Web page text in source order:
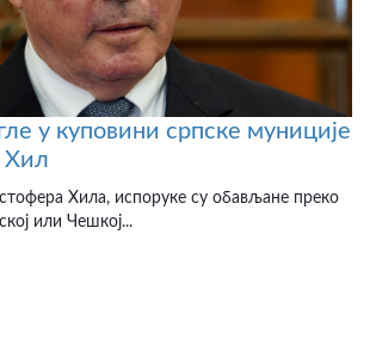
у куповини српске муниције
Хил
Хила, испоруке су обављане преко
или Чешкој...